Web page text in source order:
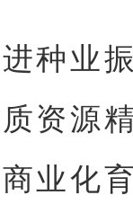
进种业
资源
业化